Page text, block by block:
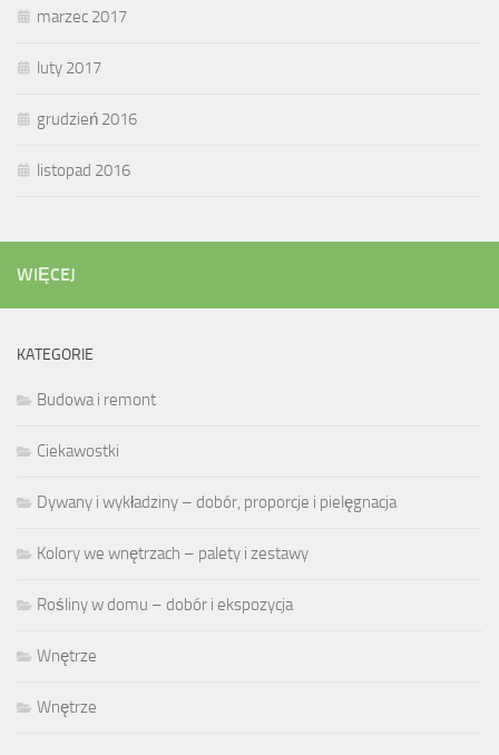
marzec 2017
luty 2017
grudzień 2016
listopad 2016
WIĘCEJ
KATEGORIE
Budowa i remont
Ciekawostki
Dywany i wykładziny – dobór, proporcje i pielęgnacja
Kolory we wnętrzach – palety i zestawy
Rośliny w domu – dobór i ekspozycja
Wnętrze
Wnętrze